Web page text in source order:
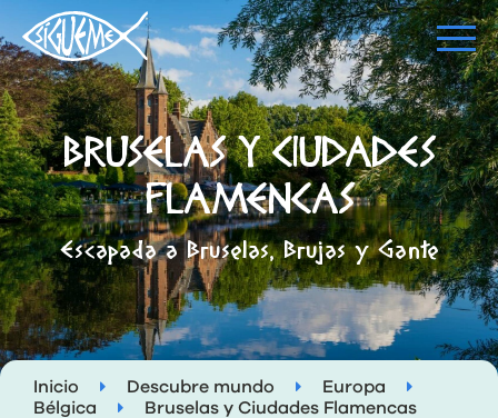
BRUSELAS Y CIUDADES
FLAMENCAS
Escapada a Bruselas, Brujas y Gante
Inicio Descubre mundo
Europa
Bélgica
Bruselas y Ciudades Flamencas